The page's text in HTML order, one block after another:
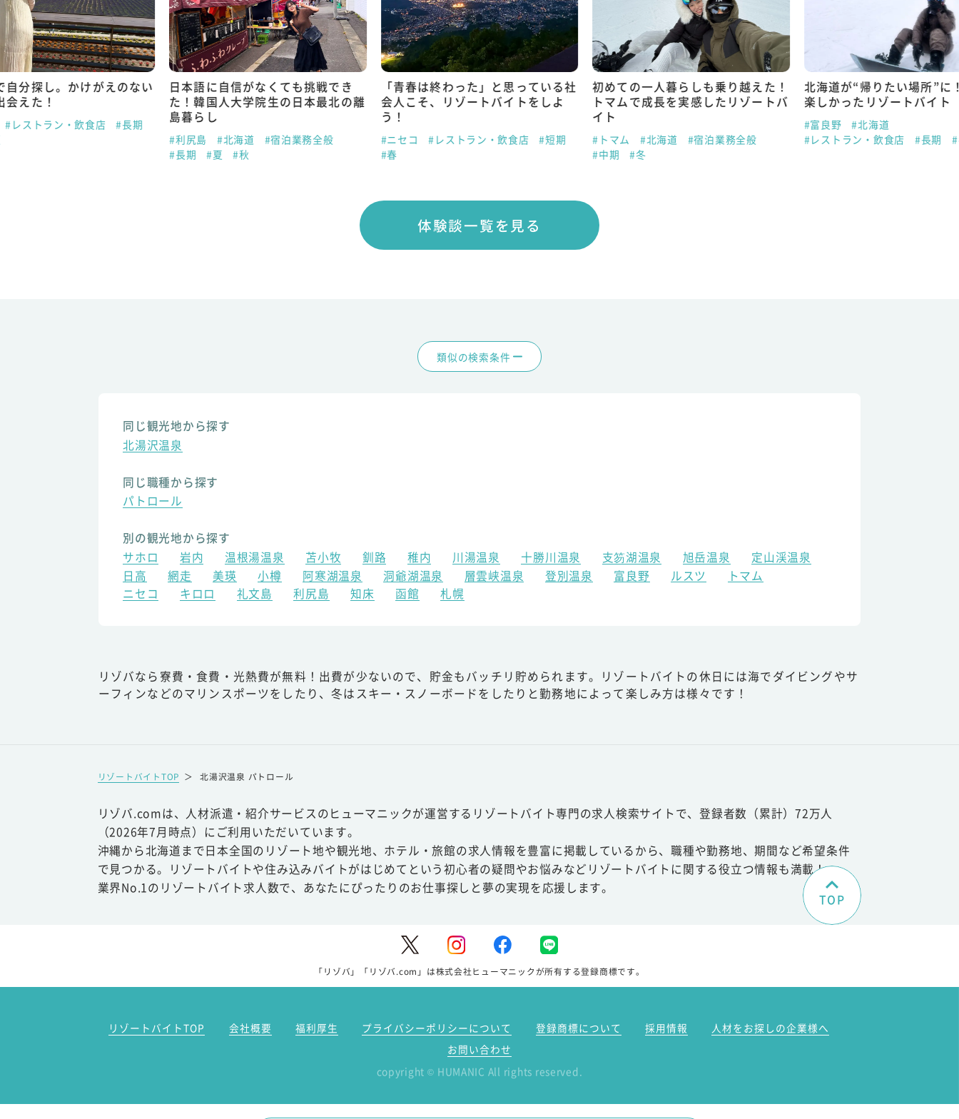
自分探し。かけがえのない
会えた！
#レストラン・飲食店
#長期
日本語に自信がなくても挑戦でき
た！韓国人大学院生の日本最北の離
島暮らし
#利尻島 #北海道
#宿泊業務全般
#長期
#夏 #秋
「青春は終わった」と思っている社
会人こそ、リゾートバイトをしよ
う！
#ニセコ #レストラン・飲食店
#短期
#春
初めての一人暮らしも乗り越えた！
トマムで成長を実感したリゾートバ
イト
#トマム #北海道
#宿泊業務全般
#中期
#冬
北海道が“帰りたい場所”に
楽しかったリゾートバイト
#富良野
#北海道
#レストラン・飲食店
#長期
体験談一覧を見る
類似の検索条件
同じ観光地から探す
北湯沢温泉
同じ職種から探す
パトロール
別の観光地から探す
サホロ
岩内 温根湯温泉 苫小牧 釧路 稚内 川湯温泉 十勝川温泉 支笏湖温泉 旭岳温泉
定山渓温泉
日高
網走 美瑛 小樽 阿寒湖温泉 洞爺湖温泉 層雲峡温泉 登別温泉 富良野 ルスツ
トマム
ニセコ
キロロ 礼文島 利尻島 知床 函館 札幌
リゾバなら寮費・食費・光熱費が無料！出費が少ないので、貯金もバッチリ貯められます。リゾートバイトの休日には海でダイビングやサ
ーフィンなどのマリンスポーツをしたり、冬はスキー・スノーボードをしたりと勤務地によって楽しみ方は様々です！
リゾートバイトTOP ＞ 北湯沢温泉 パトロール
リゾバ.comは、人材派遣・紹介サービスのヒューマニックが運営するリゾートバイト専門の求人検索サイトで、登録者数（累計）72万人
（2026年7月時点）にご利用いただいています。
沖縄から北海道まで日本全国のリゾート地や観光地、ホテル・旅館の求人情報を豊富に掲載しているから、職種や勤務地、期間など希望条件
で見つかる。リゾートバイトや住み込みバイトがはじめてという初心者の疑問やお悩みなどリゾートバイトに関する役立つ情報も満載！
業界No.1のリゾートバイト求人数で、あなたにぴったりのお仕事探しと夢の実現を応援します。
TOP
「リゾバ」「リゾバ.com」は株式会社ヒューマニックが所有する登録商標です。
リゾートバイトTOP 会社概要 福利厚生 プライバシーポリシーについて 登録商標について 採用情報
人材をお探しの企業様へ
お問い合わせ
copyright © HUMANIC All rights reserved.